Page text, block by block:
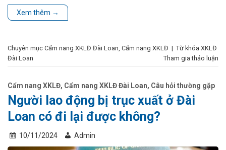
Xem thêm →
Chuyên mục Cẩm nang XKLĐ Đài Loan Cẩm nang XKLĐ | Từ khóa XKLĐ
Đài Loan
Tham gia thảo luận
Cẩm nang XKLĐ, Cẩm nang XKLĐ Đài Loan, Câu hỏi thường gặp
Người lao động bị trục xuất ở Đài
Loan có đi lại được không?
10/11/2024 Admin